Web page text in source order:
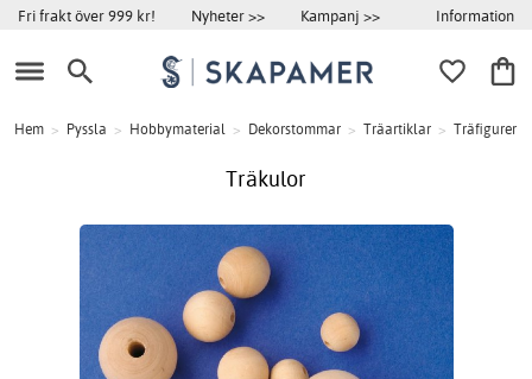
Fri frakt över 999 kr! Nyheter >> Kampanj >> Information
Hem > Pyssla > Hobbymaterial > Dekorstommar > Träartiklar > Träfigurer
Träkulor